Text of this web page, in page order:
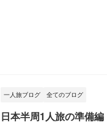
一人旅ブログ 全てのブログ
日本半周1人旅の準備編